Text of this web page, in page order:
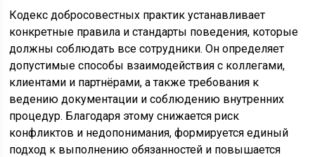
Кодекс добросовестных практик устанавливает
конкретные правила и стандарты поведения, которые
должны соблюдать все сотрудники. Он определяет
допустимые способы взаимодействия с коллегами,
клиентами и партнёрами, а также требования к
ведению документации и соблюдению внутренних
процедур. Благодаря этому снижается риск
конфликтов и недопонимания, формируется единый
подход к выполнению обязанностей и повышается